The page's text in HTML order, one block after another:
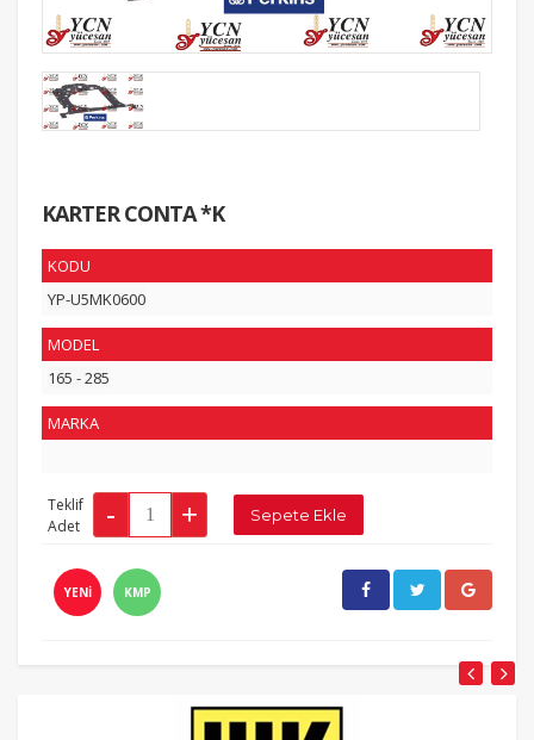
KARTER CONTA *K
KODU
YP-U5MK0600
MODEL
165 - 285
MARKA
Teklif
Adet
YENİ KMP